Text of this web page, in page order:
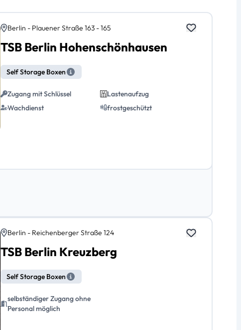
Berlin - Plauener Straße 163 - 165
TSB Berlin Hohenschönhausen
Self Storage Boxen
Zugang mit Schlüssel
Lastenaufzug
Wachdienst
frostgeschützt
Berlin - Reichenberger Straße 124
TSB Berlin Kreuzberg
Self Storage Boxen
selbständiger Zugang ohne
Personal möglich